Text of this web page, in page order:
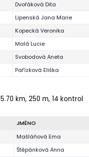
Dvořáková Dita
Lipenská Jana Marie
Kopecká Veronika
Malá Lucie
Svobodová Aneta
Pařízková Eliška
5.70 km, 250 m, 14 kontrol
JMÉNO
Mašláňová Ema
Štěpánková Anna